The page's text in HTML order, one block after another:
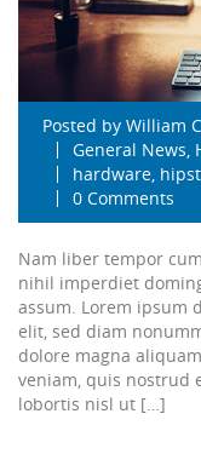
Posted by William
General News,
hardware,
0 Comments
Nam liber tempor
nihil imperdiet
assum. Lorem ipsum
elit, sed diam
dolore magna
veniam, quis nostrud
lobortis nisl ut […]